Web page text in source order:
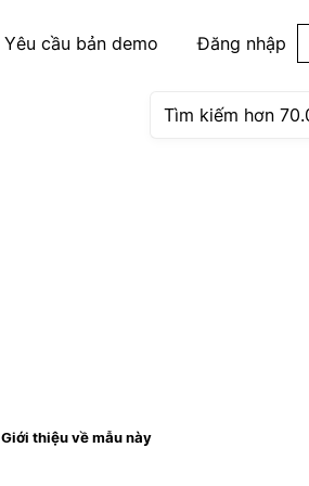
Yêu cầu bản demo Đăng nhập
Giới thiệu về mẫu này